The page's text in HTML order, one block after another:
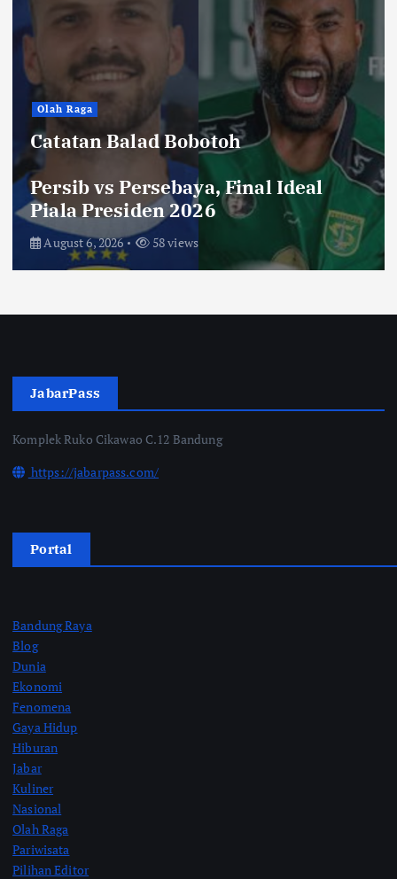
Toko Perlengkapan Mayat, Bisa
Laku dengan Syarat ini, Ngeri …!
Saksikan di Bioskop
August 3, 2026 72 views
JabarPass
Komplek Ruko Cikawao C.12 Bandung
https://jabarpass.com/
Portal
Bandung Raya
Blog
Dunia
Ekonomi
Fenomena
Gaya Hidup
Hiburan
Jabar
Kuliner
Nasional
Olah Raga
Pariwisata
Pilihan Editor